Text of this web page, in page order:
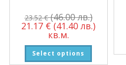
23.52€ (46.00 лв.)
21.17 € (41.40 лв.)
кв.м.
Select options